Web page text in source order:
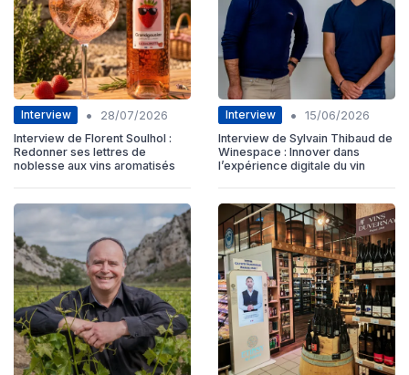
Interview •
28/07/2026
Interview de Florent Soulhol :
Redonner ses lettres de
noblesse aux vins aromatisés
Interview •
15/06/2026
Interview de Sylvain Thibaud de
Winespace : Innover dans
l’expérience digitale du vin